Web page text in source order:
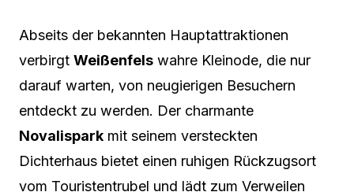
Abseits der bekannten Hauptattraktionen
verbirgt Weißenfels wahre Kleinode, die nur
darauf warten, von neugierigen Besuchern
entdeckt zu werden. Der charmante
Novalispark mit seinem versteckten
Dichterhaus bietet einen ruhigen Rückzugsort
vom Touristentrubel und lädt zum Verweilen